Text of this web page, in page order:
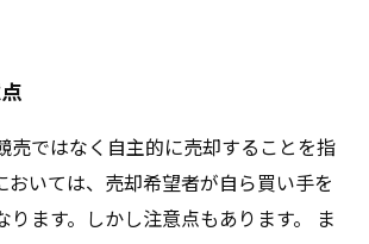
売ではなく自主的に売却することを指
おいては、売却希望者が自ら買い手を
ります。しかし注意点もあります。 ま